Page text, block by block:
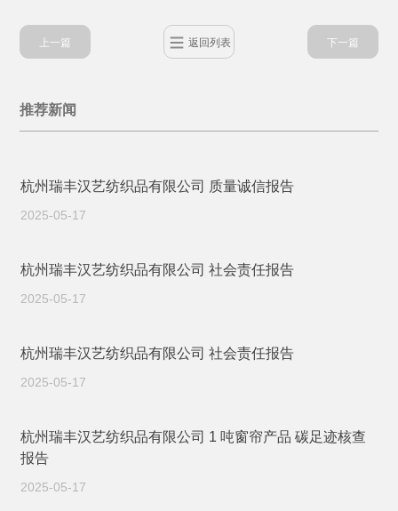
上一篇 返回列表 下一篇
推荐新闻
杭州瑞丰汉艺纺织品有限公司 质量诚信报告
2025-05-17
杭州瑞丰汉艺纺织品有限公司 社会责任报告
2025-05-17
杭州瑞丰汉艺纺织品有限公司 社会责任报告
2025-05-17
杭州瑞丰汉艺纺织品有限公司 1 吨窗帘产品 碳足迹核查
报告
2025-05-17